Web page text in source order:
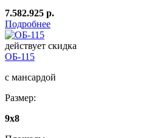
7.582.925 р.
Подробнее
действует скидка
ОБ-115
с мансардой
Размер:
9x8